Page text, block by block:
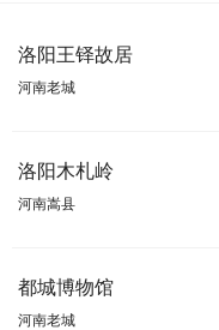
洛阳王铎故居
河南老城
洛阳木札岭
河南嵩县
都城博物馆
河南老城